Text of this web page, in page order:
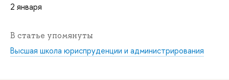
2 января
В статье упомянуты
Высшая школа юриспруденции и администрирования